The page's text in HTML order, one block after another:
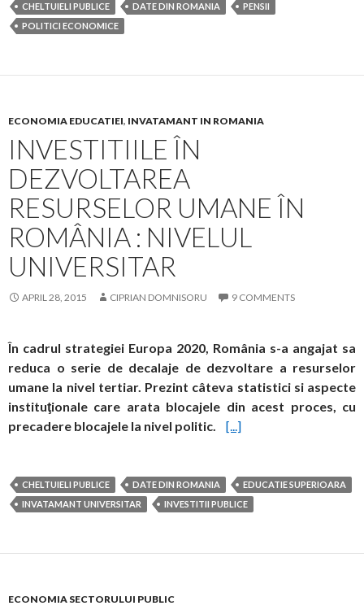
CHELTUIELI PUBLICE DATE DIN ROMANIA
PENSII
POLITICI ECONOMICE
ECONOMIA EDUCATIEI, INVATAMANT IN ROMANIA
INVESTITIILE ÎN
DEZVOLTAREA
RESURSELOR UMANE ÎN
ROMÂNIA : NIVELUL
UNIVERSITAR
APRIL 28, 2015 CIPRIAN DOMNISORU 9 COMMENTS
În cadrul strategiei Europa 2020, România s-a angajat sa
reduca o serie de decalaje de dezvoltare a resurselor
umane la nivel tertiar. Prezint câteva statistici si aspecte
instituţionale care arata blocajele din acest proces, cu
precadere blocajele la nivel politic.
[...]
CHELTUIELI PUBLICE DATE DIN ROMANIA
EDUCATIE SUPERIOARA
INVATAMANT UNIVERSITAR
INVESTITII PUBLICE
ECONOMIA SECTORULUI PUBLIC